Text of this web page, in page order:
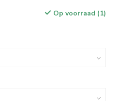
Op voorraad (1)